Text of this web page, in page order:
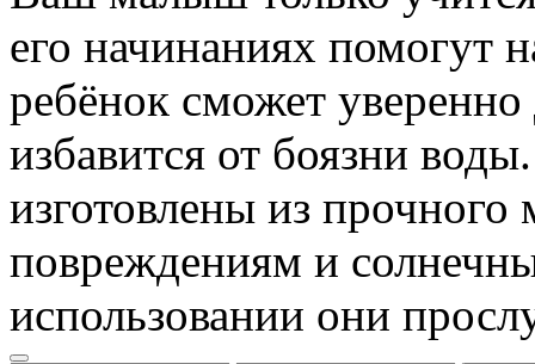
его начинаниях помогут
ребёнок сможет
избавится от боязни
изготовлены из
повреждениям и
использовании они